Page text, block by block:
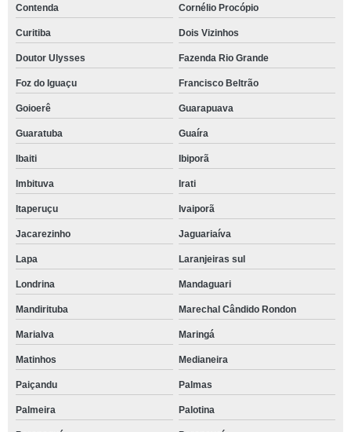
Contenda Cornélio Procópio
Curitiba Dois Vizinhos
Doutor Ulysses Fazenda Rio Grande
Foz do Iguaçu Francisco Beltrão
Goioerê Guarapuava
Guaratuba Guaíra
Ibaiti Ibiporã
Imbituva Irati
Itaperuçu Ivaiporã
Jacarezinho Jaguariaíva
Lapa Laranjeiras sul
Londrina Mandaguari
Mandirituba Marechal Cândido Rondon
Marialva Maringá
Matinhos Medianeira
Paiçandu Palmas
Palmeira Palotina